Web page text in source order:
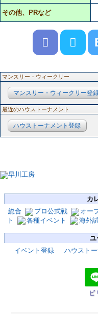
その他、PRなど
マンスリー・ウィークリー
マンスリー・ウィークリー登
最近のハウストーナメント
ハウストーナメント登録
カ
総合
プロ公式戦 オー
ト
各種イベント 海外
ユ
イベント登録
ハウスト
ビ